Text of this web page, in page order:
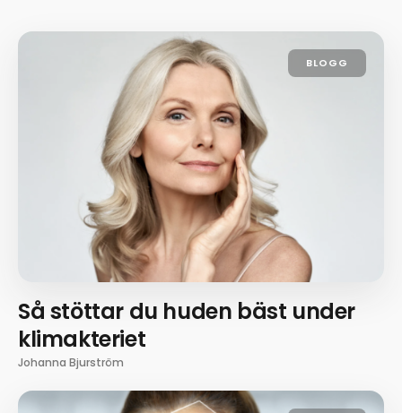
BLOGG
Så stöttar du huden bäst under
klimakteriet
Johanna Bjurström